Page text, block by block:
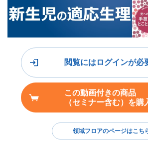
閲覧にはログインが必
この動画付きの商品
（セミナー含む）を購
領域フロアのページはこち